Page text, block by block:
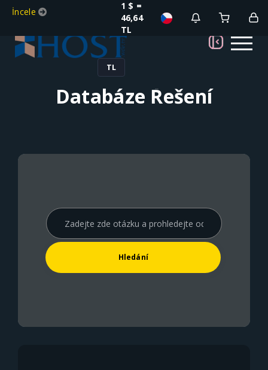
İncele
1 $ =
46,64
TL
TL
Databáze Řešení